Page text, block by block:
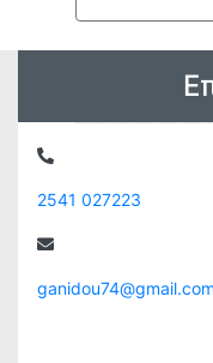
2541 027223
ganidou74@gmail.com